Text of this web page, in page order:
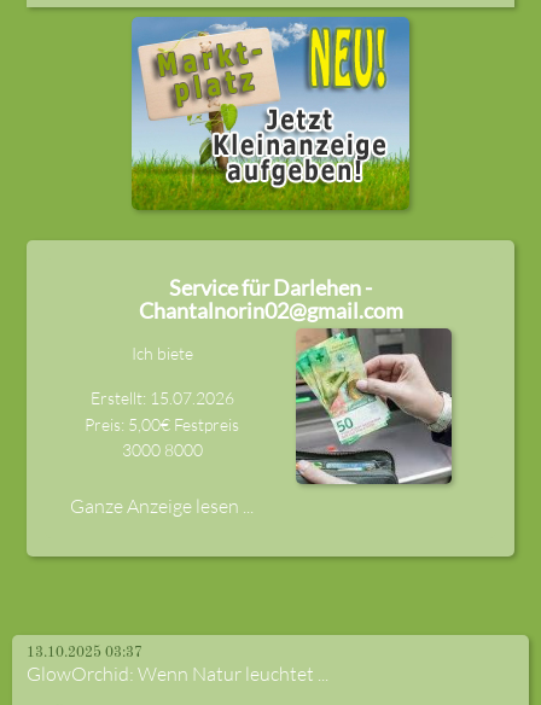
Service für Darlehen -
Chantalnorin02@gmail.com
Ich biete
Erstellt: 15.07.2026
Preis: 5,00€ Festpreis
3000 8000
Ganze Anzeige lesen ...
13.10.2025 03:37
GlowOrchid: Wenn Natur leuchtet ...